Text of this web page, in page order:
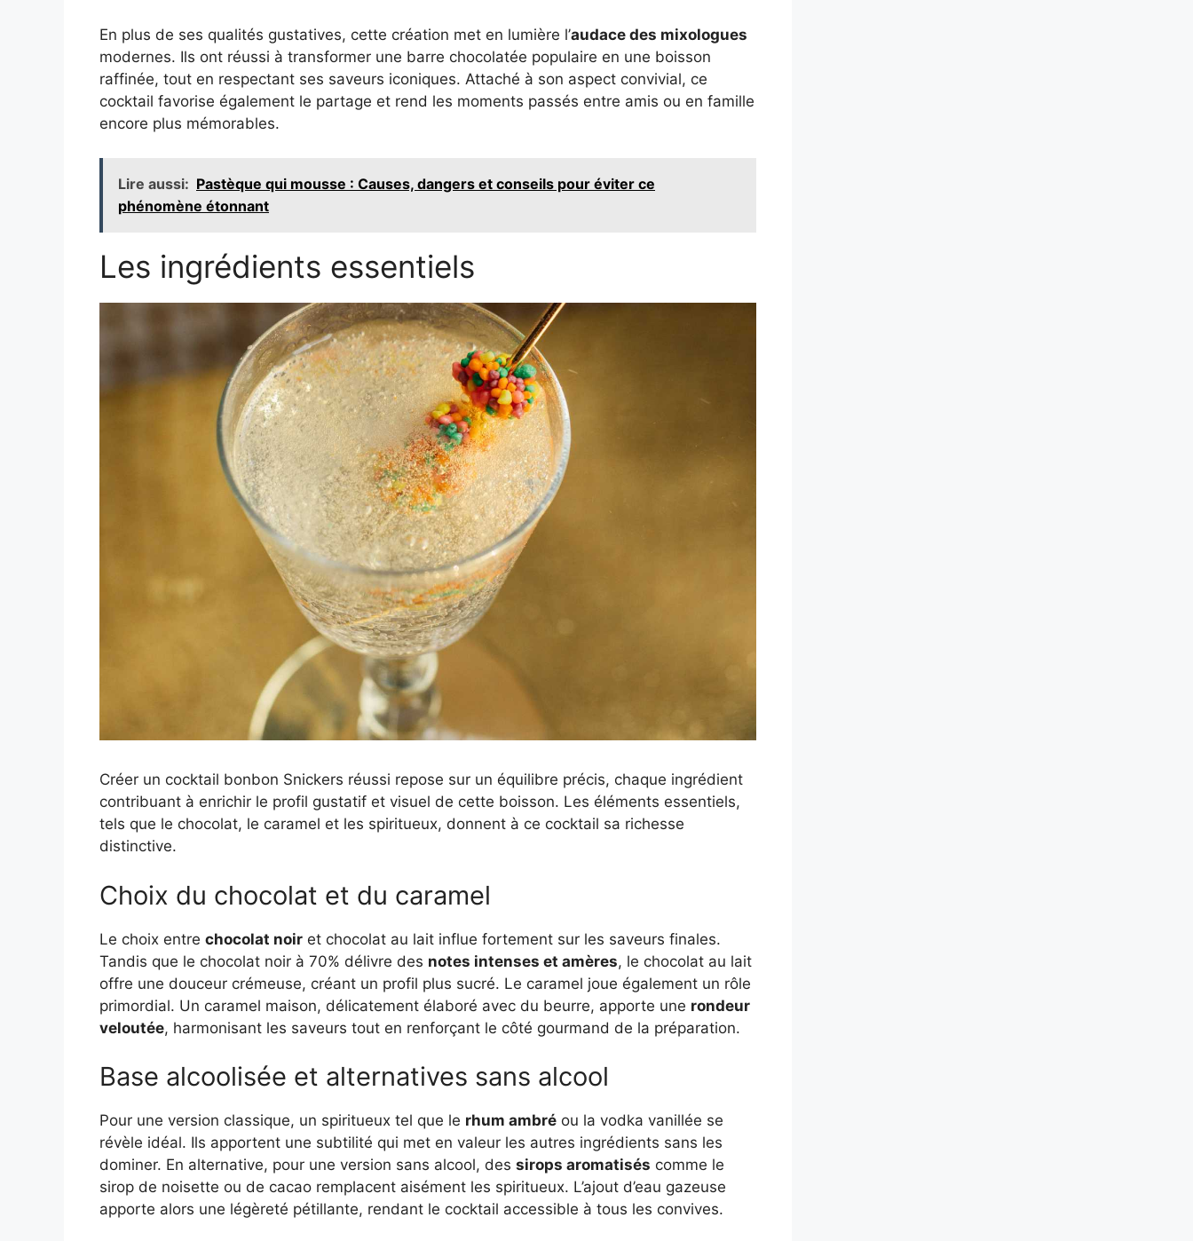
En plus de ses qualités gustatives, cette création met en lumière l’audace des mixologues
modernes. Ils ont réussi à transformer une barre chocolatée populaire en une boisson
raffinée, tout en respectant ses saveurs iconiques. Attaché à son aspect convivial, ce
cocktail favorise également le partage et rend les moments passés entre amis ou en famille
encore plus mémorables.
Lire aussi: Pastèque qui mousse : Causes, dangers et conseils pour éviter ce
phénomène étonnant
Les ingrédients essentiels
Créer un cocktail bonbon Snickers réussi repose sur un équilibre précis, chaque ingrédient
contribuant à enrichir le profil gustatif et visuel de cette boisson. Les éléments essentiels,
tels que le chocolat, le caramel et les spiritueux, donnent à ce cocktail sa richesse
distinctive.
Choix du chocolat et du caramel
Le choix entre chocolat noir et chocolat au lait influe fortement sur les saveurs finales.
Tandis que le chocolat noir à 70% délivre des notes intenses et amères, le chocolat au lait
offre une douceur crémeuse, créant un profil plus sucré. Le caramel joue également un rôle
primordial. Un caramel maison, délicatement élaboré avec du beurre, apporte une rondeur
veloutée, harmonisant les saveurs tout en renforçant le côté gourmand de la préparation.
Base alcoolisée et alternatives sans alcool
Pour une version classique, un spiritueux tel que le rhum ambré ou la vodka vanillée se
révèle idéal. Ils apportent une subtilité qui met en valeur les autres ingrédients sans les
dominer. En alternative, pour une version sans alcool, des sirops aromatisés comme le
sirop de noisette ou de cacao remplacent aisément les spiritueux. L’ajout d’eau gazeuse
apporte alors une légèreté pétillante, rendant le cocktail accessible à tous les convives.